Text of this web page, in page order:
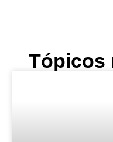
Tópicos